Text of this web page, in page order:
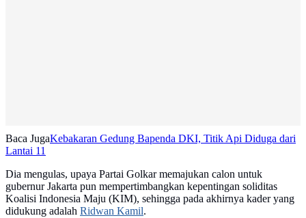
Baca JugaKebakaran Gedung Bapenda DKI, Titik Api Diduga dari
Lantai 11
Dia mengulas, upaya Partai Golkar memajukan calon untuk
gubernur Jakarta pun mempertimbangkan kepentingan soliditas
Koalisi Indonesia Maju (KIM), sehingga pada akhirnya kader yang
didukung adalah Ridwan Kamil.